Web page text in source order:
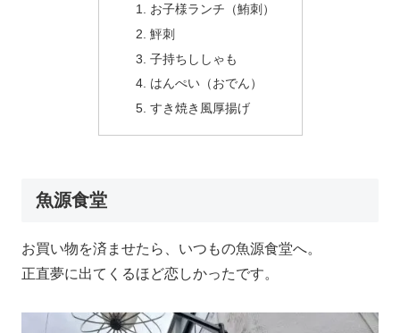
お子様ランチ（鮪刺）
鮃刺
子持ちししゃも
はんぺい（おでん）
すき焼き風厚揚げ
魚源食堂
お買い物を済ませたら、いつもの魚源食堂へ。
正直夢に出てくるほど恋しかったです。